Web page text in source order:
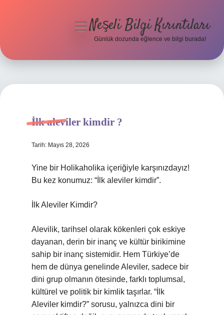
Hakkımızda
menüyüNeşeli Bilgi Kırıntıları
Günlük dozunda eğlence ve bilgi burada!
İlk aleviler kimdir ?
Tarih: Mayıs 28, 2026
Yine bir Holikaholika içeriğiyle karşınızdayız!
Bu kez konumuz: “İlk aleviler kimdir”.
İlk Aleviler Kimdir?
Alevilik, tarihsel olarak kökenleri çok eskiye
dayanan, derin bir inanç ve kültür birikimine
sahip bir inanç sistemidir. Hem Türkiye’de
hem de dünya genelinde Aleviler, sadece bir
dini grup olmanın ötesinde, farklı toplumsal,
kültürel ve politik bir kimlik taşırlar. “İlk
Aleviler kimdir?” sorusu, yalnızca dini bir